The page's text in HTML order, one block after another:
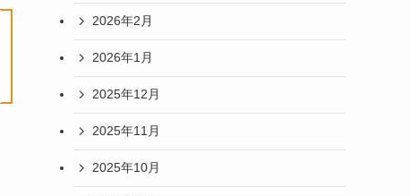
2026年2月
2026年1月
2025年12月
2025年11月
2025年10月